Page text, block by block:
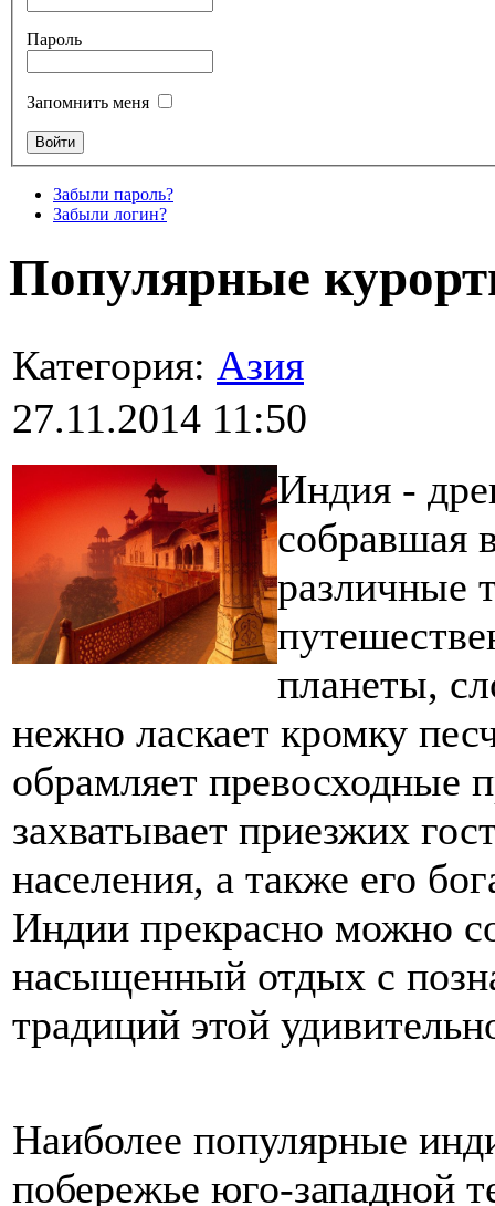
Пароль
Запомнить меня
Забыли пароль?
Забыли логин?
Популярные
Категория: Азия
27.11.2014 11:50
Индия -
собравшая
различные
планеты,
нежно ласкает кромку
обрамляет
захватывает приезжих
населения, а также его
Индии прекрасно можно
насыщенный отдых с
традиций этой
Наиболее популярные
побережье юго-западной